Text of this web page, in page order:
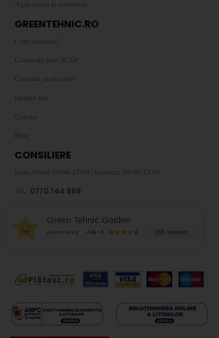
Agricultura si zootehnie
GREENTEHNIC.RO
Cum comand?
Comanda prin SEAP
Garantia produselor
Despre noi
Contact
Blog
CONSILIERE
Luni-Vineri 09:00-17:00 | Sambata 09:00-13:00
Tel.: 0770 744 888
Green Tehnic Garden
product rating 4.66 / 5 268 reviews